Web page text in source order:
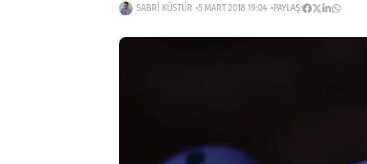
SABRI KÜSTÜR 5 MART 2018 19:04 PAYLAŞ: